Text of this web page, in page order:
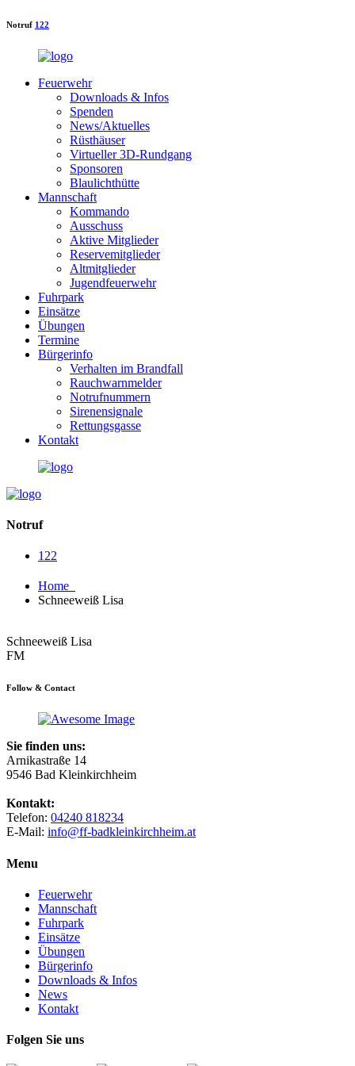
Notruf 122
Feuerwehr
Downloads & Infos
Spenden
News/Aktuelles
Rüsthäuser
Virtueller 3D-Rundgang
Sponsoren
Blaulichthütte
Mannschaft
Kommando
Ausschuss
Aktive Mitglieder
Reservemitglieder
Altmitglieder
Jugendfeuerwehr
Fuhrpark
Einsätze
Übungen
Termine
Bürgerinfo
Verhalten im Brandfall
Rauchwarnmelder
Notrufnummern
Sirenensignale
Rettungsgasse
Kontakt
Notruf
122
Home
Schneeweiß Lisa
Schneeweiß Lisa
FM
Follow & Contact
Sie finden uns:
Arnikastraße 14
9546 Bad Kleinkirchheim
Kontakt:
Telefon: 04240 818234
E-Mail: info@ff-badkleinkirchheim.at
Menu
Feuerwehr
Mannschaft
Fuhrpark
Einsätze
Übungen
Bürgerinfo
Downloads & Infos
News
Kontakt
Folgen Sie uns